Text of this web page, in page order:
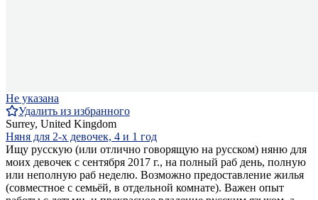
Не указана
Удалить из избранного
Surrey, United Kingdom
Няня для 2-х девочек, 4 и 1 год
Ищу русскую (или отлично говорящую на русском) няню для
моих девочек с сентября 2017 г., на полный раб день, полную
или неполную раб неделю. Возможно предоставление жилья
(совместное с семьёй, в отдельной комнате). Важен опыт